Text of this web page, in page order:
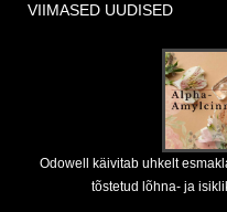
VIIMASED UUDISED
Odowell käivitab uhkelt
tõstetud lõhna- ja